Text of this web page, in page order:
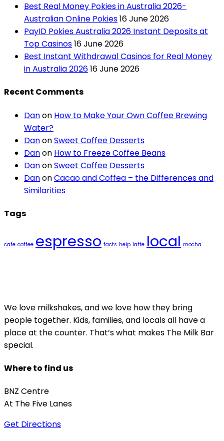
Best Real Money Pokies in Australia 2026-
Australian Online Pokies16 June 2026
PayID Pokies Australia 2026 Instant Deposits at
Top Casinos16 June 2026
Best Instant Withdrawal Casinos for Real Money
in Australia 202616 June 2026
Recent Comments
Danon How to Make Your Own Coffee Brewing
Water?
DanonSweet Coffee Desserts
Danon How to Freeze Coffee Beans
DanonSweet Coffee Desserts
DanonCacao and Coffea – the Differences and
Similarities
Tags
cafe coffee espresso facts help latte local mocha
We love milkshakes, and we love how they bring
people together. Kids, families, and locals all have a
place at the counter. That’s what makes The Milk Bar
special.
Where to find us
BNZ Centre
At The Five Lanes
Get Directions